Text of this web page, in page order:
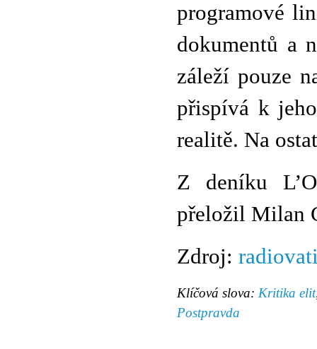
programové
dokumentů a
záleží pouze
přispívá k
realitě. Na
Z deníku
přeložil Milan
Zdroj:
Klíčová slova: Kritika elit
Postpravda